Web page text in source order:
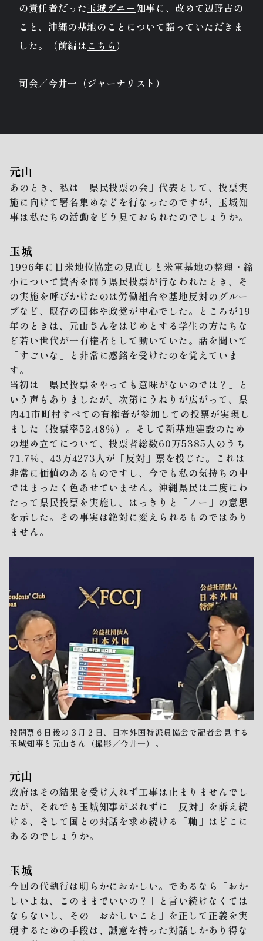
の責任者だった玉城デニー知事に、改めて辺野古の
こと、沖縄の基地のことについて語っていただきま
した。（前編は こちら）
司会／今井一（ジャーナリスト）
元山
あのとき、私は「県民投票の会」代表として、投票実
施に向けて署名集めなどを行なったのですが、玉城知
事は私たちの活動をどう見ておられたのでしょうか。
玉城
1996年に日米地位協定の見直しと米軍基地の整理・縮
小について賛否を問う県民投票が行なわれたとき、そ
の実施を呼びかけたのは労働組合や基地反対のグルー
プなど、既存の団体や政党が中心でした。ところが19
年のときは、元山さんをはじめとする学生の方たちな
ど若い世代が一有権者として動いていた。話を聞いて
「すごいな」と非常に感銘を受けたのを覚えていま
す。
当初は「県民投票をやっても意味がないのでは？」と
いう声もありましたが、次第にうねりが広がって、県
内41市町村すべての有権者が参加しての投票が実現し
ました（投票率52.48％）。そして新基地建設のため
の埋め立てについて、投票者総数60万5385人のうち
71.7％、43万4273人が「反対」票を投じた。これは
非常に価値のあるものですし、今でも私の気持ちの中
ではまったく色あせていません。沖縄県民は二度にわ
たって県民投票を実施し、はっきりと「ノー」の意思
を示した。その事実は絶対に変えられるものではあり
ません。
投開票６日後の３月２日、日本外国特派員協会で記者会見する
玉城知事と元山さん（撮影／今井一）。
元山
政府はその結果を受け入れず工事は止まりませんでし
たが、それでも玉城知事がぶれずに「反対」を訴え続
ける、そして国との対話を求め続ける「軸」はどこに
あるのでしょうか。
玉城
今回の代執行は明らかにおかしい。であるなら「おか
しいよね、このままでいいの？」と言い続けなくては
ならないし、その「おかしいこと」を正して正義を実
現するための手段は、誠意を持った対話しかあり得な